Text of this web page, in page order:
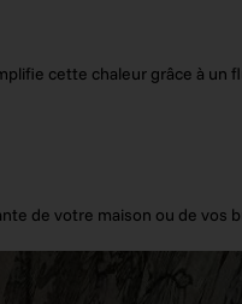
cette chaleur grâce à un
de votre maison ou de vos